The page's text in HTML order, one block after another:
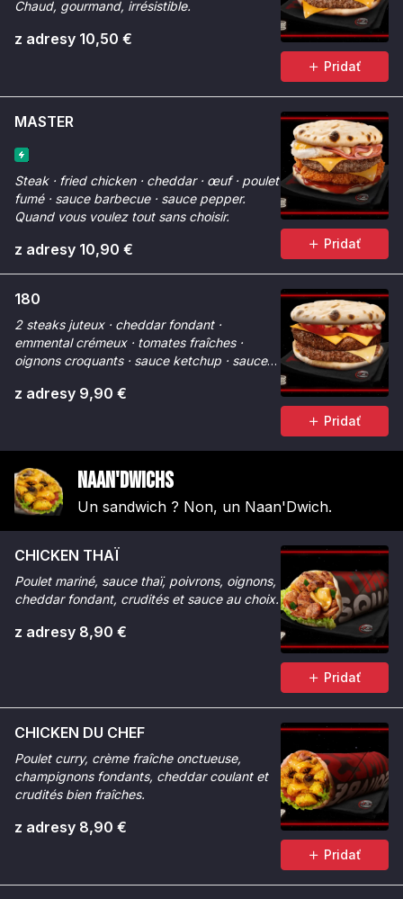
Chaud, gourmand, irrésistible.
z adresy 10,50 €
Pridať
MASTER
Steak · fried chicken · cheddar · œuf · poulet
fumé · sauce barbecue · sauce pepper.
Quand vous voulez tout sans choisir.
z adresy 10,90 € Pridať
180
2 steaks juteux · cheddar fondant ·
emmental crémeux · tomates fraîches ·
oignons croquants · sauce ketchup · sauce
z adresy 9,90 €
Pridať
Naan'dwichs
Un sandwich ? Non, un Naan'Dwich.
CHICKEN THAÏ
Poulet mariné, sauce thaï, poivrons, oignons,
cheddar fondant, crudités et sauce au choix.
z adresy 8,90 €
Pridať
CHICKEN DU CHEF
Poulet curry, crème fraîche onctueuse,
champignons fondants, cheddar coulant et
crudités bien fraîches.
z adresy 8,90 €
Pridať